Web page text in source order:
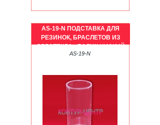
AS-19-N ПОДСТАВКА ДЛЯ
РЕЗИНОК, БРАСЛЕТОВ ИЗ
ОРГСТЕКЛА - ВАЛИК НИЗКИЙ
AS-19-N